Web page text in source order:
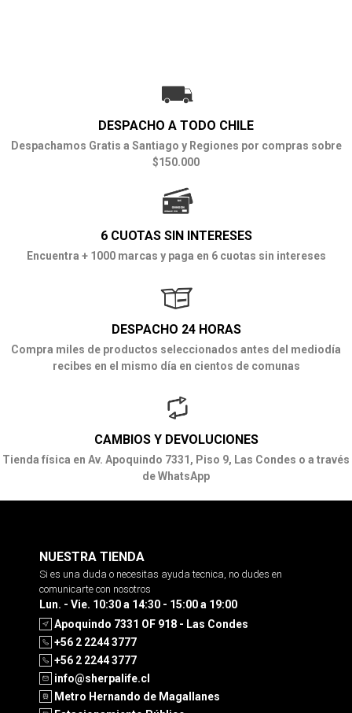
DESPACHO A TODO CHILE
Despachamos Gratis a Santiago y Regiones por compras sobre
$150.000
6 CUOTAS SIN INTERESES
Encuentra + 1000 marcas y paga en 6 cuotas sin intereses
DESPACHO 24 HORAS
Compra miles de productos seleccionados antes del mediodía
recibes en el mismo día en cientos de comunas
CAMBIOS Y DEVOLUCIONES
Tienda física en Av. Apoquindo 7331, Piso 9, Las Condes o a través
de WhatsApp
NUESTRA TIENDA
Si es una duda o necesitas ayuda tecnica, no dudes en
comunicarte con nosotros
Lun. - Vie. 10:30 a 14:30 - 15:00 a 19:00
Apoquindo 7331 OF 918 - Las Condes
+56 2 2244 3777
+56 2 2244 3777
info@sherpalife.cl
Metro Hernando de Magallanes